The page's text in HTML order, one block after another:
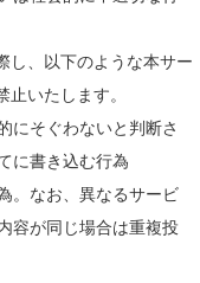
し、以下のような本サー
いたします。
にそぐわないと判断さ
に書き込む行為
。なお、異なるサービ
容が同じ場合は重複投